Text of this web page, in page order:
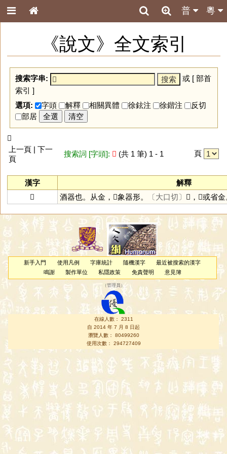
粵
普
《說文》全文索引
搜索字串: 或 [ 部首
索引 ]
選項:
字頭 解釋 相關異體 徐鉉注 徐鍇注
反切
部居
全選 清空
𨪐
上一頁 | 下一
頁
搜索詞 [字頭]: 𨪐 (共 1 筆) 1 - 1 頁
漢字
解釋
𨪐
酒器也。从金，𠁁象器形。 〔大口切〕 𠁁，𠁁或省
新手入門 使用凡例 字庫統計 隨機漢字
最近被搜索的漢字
鳴謝
製作單位 私隱政策 免責聲明 意見簿
（管理員 ）
在線人數： 2311
自 2014 年 7 月 8 日起
瀏覽人數： 80499260
使用次數： 294727409